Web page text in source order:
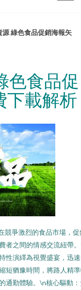
源 綠色食品促銷海報矢
色食品促
下載解析
競爭激烈的食品市場，促
者之間的情感交流紐帶
性演繹為視覺盛宴，迅
短猶豫時間，將路人精
通勤體驗。\n核心驅動